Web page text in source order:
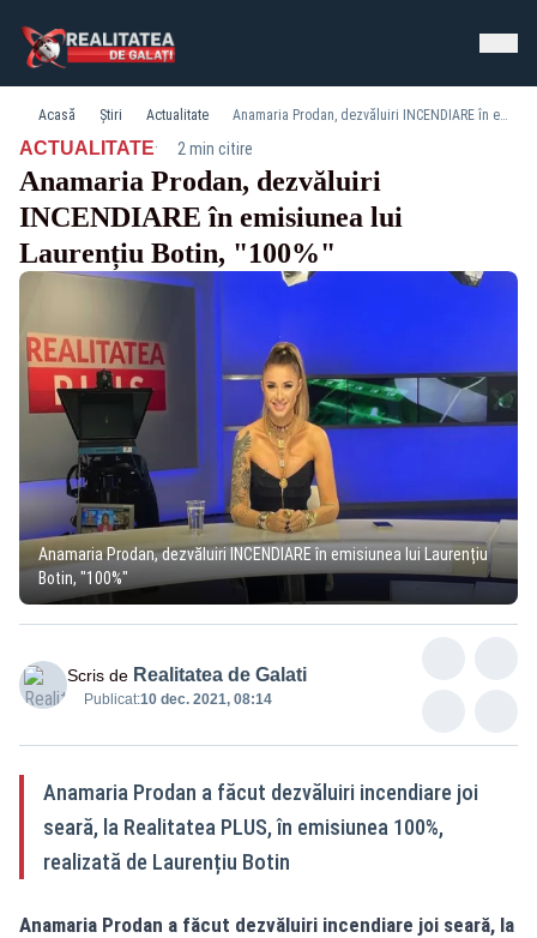
Acasă Știri Actualitate Anamaria Prodan, dezvăluiri INCENDIARE în emisiunea lui Laurențiu Botin, "100%"
ACTUALITATE· 2 min citire
Anamaria Prodan, dezvăluiri
INCENDIARE în emisiunea lui
Laurențiu Botin, "100%"
Anamaria Prodan, dezvăluiri INCENDIARE în emisiunea lui Laurențiu
Botin, "100%"
Scris de Realitatea de Galati
Publicat:10 dec. 2021, 08:14
Anamaria Prodan a făcut dezvăluiri incendiare joi
seară, la Realitatea PLUS, în emisiunea 100%,
realizată de Laurențiu Botin
Anamaria Prodan a făcut dezvăluiri incendiare joi seară, la